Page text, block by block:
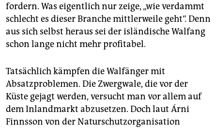
fordern. Was eigentlich nur zeige, „wie verdammt
schlecht es dieser Branche mittlerweile geht“. Denn
aus sich selbst heraus sei der isländische Walfang
schon lange nicht mehr profitabel.
Tatsächlich kämpfen die Walfänger mit
Absatzproblemen. Die Zwergwale, die vor der
Küste gejagt werden, versucht man vor allem auf
dem Inlandmarkt abzusetzen. Doch laut Árni
Finnsson von der Naturschutzorganisation